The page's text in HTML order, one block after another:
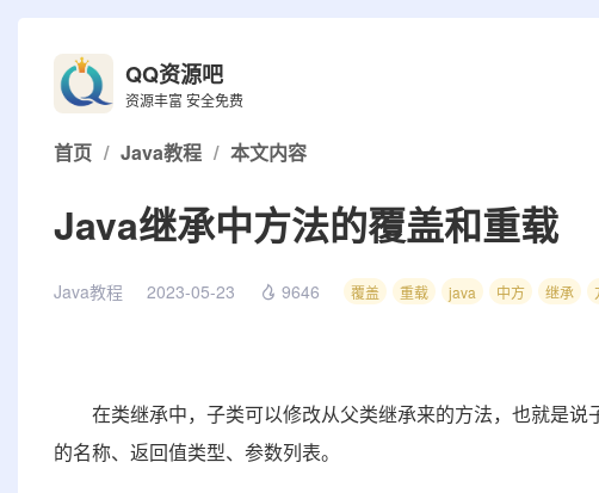
QQ资源吧
资源丰富 安全免费
首页 / Java教程 / 本文内容
Java继承中方法的覆盖和重载
Java教程 2023-05-23 9646 覆盖 重载 java 中方 继承
在类继承中，子类可以修改从父类继承来的方法，也就是说
的名称、返回值类型、参数列表。